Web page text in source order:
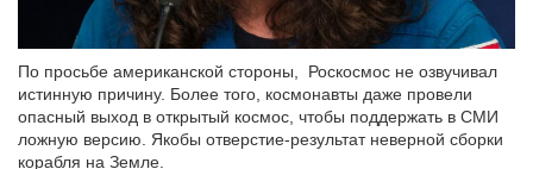
По просьбе американской стороны, Роскосмос не озвучивал
истинную причину. Более того, космонавты даже провели
опасный выход в открытый космос, чтобы поддержать в СМИ
ложную версию. Якобы отверстие-результат неверной сборки
корабля на Земле.